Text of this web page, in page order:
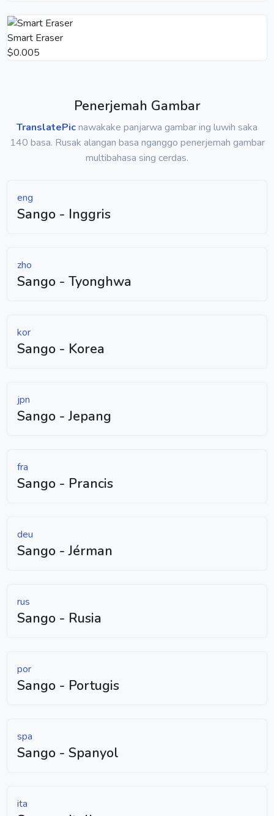
Smart Eraser
$0.005
Penerjemah Gambar
TranslatePicnawakake panjarwa gambar ing luwih saka
140 basa. Rusak alangan basa nganggo penerjemah gambar
multibahasa sing cerdas.
eng
Sango - Inggris
zho
Sango - Tyonghwa
kor
Sango - Korea
jpn
Sango - Jepang
fra
Sango - Prancis
deu
Sango - Jérman
rus
Sango - Rusia
por
Sango - Portugis
spa
Sango - Spanyol
ita